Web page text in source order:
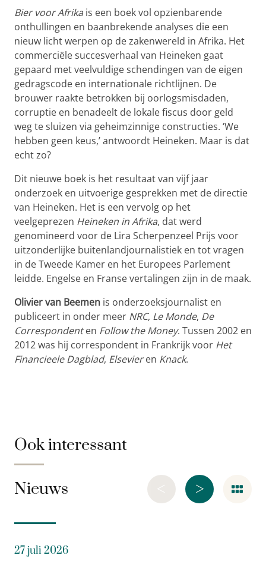
Bier voor Afrika is een boek vol opzienbarende
onthullingen en baanbrekende analyses die een
nieuw licht werpen op de zakenwereld in Afrika. Het
commerciële succesverhaal van Heineken gaat
gepaard met veelvuldige schendingen van de eigen
gedragscode en internationale richtlijnen. De
brouwer raakte betrokken bij oorlogsmisdaden,
corruptie en benadeelt de lokale fiscus door geld
weg te sluizen via geheimzinnige constructies. ‘We
hebben geen keus,’ antwoordt Heineken. Maar is dat
echt zo?
Dit nieuwe boek is het resultaat van vijf jaar
onderzoek en uitvoerige gesprekken met de directie
van Heineken. Het is een vervolg op het
veelgeprezen Heineken in Afrika, dat werd
genomineerd voor de Lira Scherpenzeel Prijs voor
uitzonderlijke buitenlandjournalistiek en tot vragen
in de Tweede Kamer en het Europees Parlement
leidde. Engelse en Franse vertalingen zijn in de maak.
Olivier van Beemen is onderzoeksjournalist en
publiceert in onder meer NRC, Le Monde, De
Correspondenten Follow the Money. Tussen 2002 en
2012 was hij correspondent in Frankrijk voor Het
Financieele Dagblad, Elsevieren Knack.
Ook interessant
Nieuws >
<
27 juli 2026